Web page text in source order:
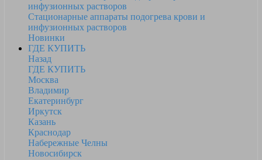
инфузионных растворов
Стационарные аппараты подогрева крови и
инфузионных растворов
Новинки
ГДЕ КУПИТЬ
Назад
ГДЕ КУПИТЬ
Москва
Владимир
Екатеринбург
Иркутск
Казань
Краснодар
Набережные Челны
Новосибирск